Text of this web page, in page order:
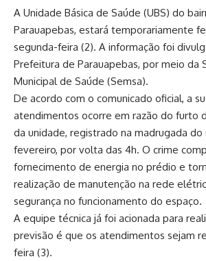
A Unidade Básica de Saúde (UBS) do
Parauapebas, estará temporariamente
segunda-feira (2). A informação foi
Prefeitura de Parauapebas, por meio da
Municipal de Saúde (Semsa).
De acordo com o comunicado oficial, a
atendimentos ocorre em razão do furto
da unidade, registrado na madrugada
fevereiro, por volta das 4h. O crime
fornecimento de energia no prédio e
realização de manutenção na rede
segurança no funcionamento do espaço.
A equipe técnica já foi acionada para
previsão é que os atendimentos sejam
feira (3).